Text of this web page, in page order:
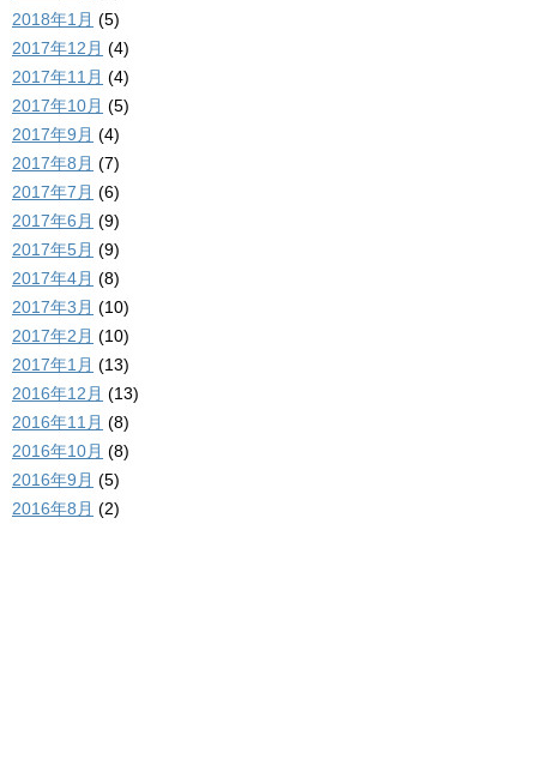
2018年1月 (5)
2017年12月 (4)
2017年11月 (4)
2017年10月 (5)
2017年9月 (4)
2017年8月 (7)
2017年7月 (6)
2017年6月 (9)
2017年5月 (9)
2017年4月 (8)
2017年3月 (10)
2017年2月 (10)
2017年1月 (13)
2016年12月 (13)
2016年11月 (8)
2016年10月 (8)
2016年9月 (5)
2016年8月 (2)